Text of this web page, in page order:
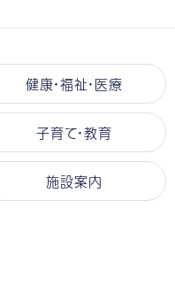
健康・福祉・医療
子育て・教育
施設案内